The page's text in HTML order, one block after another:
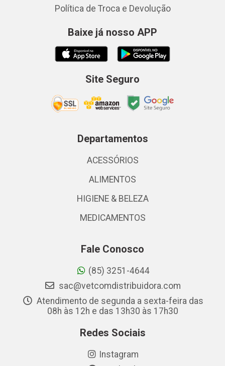
Política de Troca e Devolução
Baixe já nosso APP
Site Seguro
Departamentos
ACESSÓRIOS
ALIMENTOS
HIGIENE & BELEZA
MEDICAMENTOS
Fale Conosco
(85) 3251-4644
sac@vetcomdistribuidora.com
Atendimento de segunda a sexta-feira das
08h às 12h e das 13h30 às 17h30
Redes Sociais
Instagram